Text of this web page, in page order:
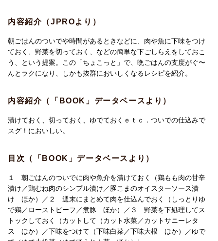
内容紹介（JPROより）
朝ごはんのついでや時間があるときなどに、肉や魚に下味をつけ
ておく、野菜を切っておく、などの簡単な下ごしらえをしておこ
う、という提案。この「ちょこっと」で、晩ごはんの支度がぐ〜
んとラクになり、しかも抜群においしくなるレシピを紹介。
内容紹介（「BOOK」データベースより）
漬けておく、切っておく、ゆでておくｅｔｃ．ついでの仕込みで
スグ！においしい。
目次（「BOOK」データベースより）
１ 朝ごはんのついでに肉や魚介を漬けておく（鶏もも肉の甘辛
漬け／鶏むね肉のシンプル漬け／豚こまのオイスターソース漬
け ほか）／２ 週末にまとめて肉を仕込んでおく（しっとりゆ
で鶏／ローストビーフ／煮豚 ほか）／３ 野菜を下処理してス
トックしておく（カットして（カット水菜／カットサニーレタ
ス ほか）／下味をつけて（下味白菜／下味大根 ほか）／ゆで